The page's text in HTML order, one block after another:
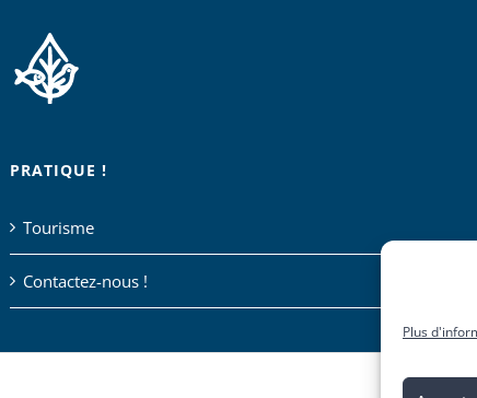
Plus
PRATIQUE !
Tourisme
Contactez-nous !